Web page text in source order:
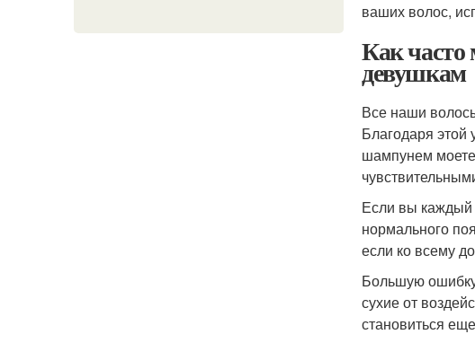
ваших волос,
Как часто
девушкам
Все наши
Благодаря
шампунем
Если вы каждый
нормального
если ко всему
Большую
сухие от
становиться